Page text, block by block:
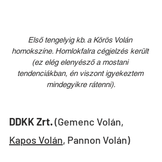
Első tengelyig kb. a Körös Volán
homokszíne. Homlokfalra cégjelzés került
(ez elég elenyésző a mostani
tendenciákban, én viszont igyekeztem
mindegyikre rátenni).
DDKK Zrt. (Gemenc Volán,
Kapos Volán, Pannon Volán)